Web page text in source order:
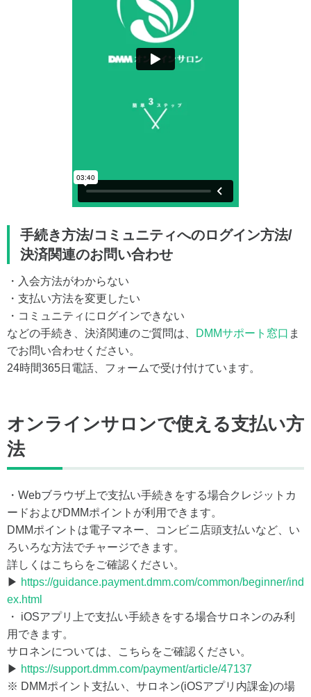
手続き方法/コミュニティへのログイン方法/
決済関連のお問い合わせ
・入会方法がわからない
・支払い方法を変更したい
・コミュニティにログインできない
などの手続き、決済関連のご質問は、
DMMサポート窓口 ま
でお問い合わせください。
24時間365日電話、フォームで受け付けています。
オンラインサロンで使える支払い方
法
・Webブラウザ上で支払い手続きをする場合クレジットカ
ードおよびDMMポイントが利用できます。
DMMポイントは電子マネー、コンビニ店頭支払いなど、い
ろいろな方法でチャージできます。
詳しくはこちらをご確認ください。
▶ https://guidance.payment.dmm.com/common/beginner/ind
ex.html
・ iOSアプリ上で支払い手続きをする場合サロネンのみ利
用できます。
サロネンについては、こちらをご確認ください。
▶ https://support.dmm.com/payment/article/47137
※ DMMポイント支払い、サロネン(iOSアプリ内課金)の場